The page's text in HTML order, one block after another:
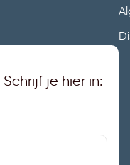
Schrijf je hier in: